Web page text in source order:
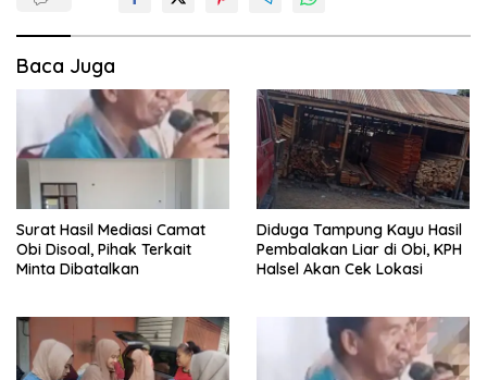
Baca Juga
Surat Hasil Mediasi Camat
Obi Disoal, Pihak Terkait
Minta Dibatalkan
Diduga Tampung Kayu Hasil
Pembalakan Liar di Obi, KPH
Halsel Akan Cek Lokasi